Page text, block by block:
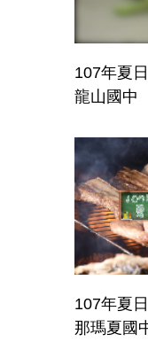
107年夏
龍山國中
107年夏
那瑪夏國